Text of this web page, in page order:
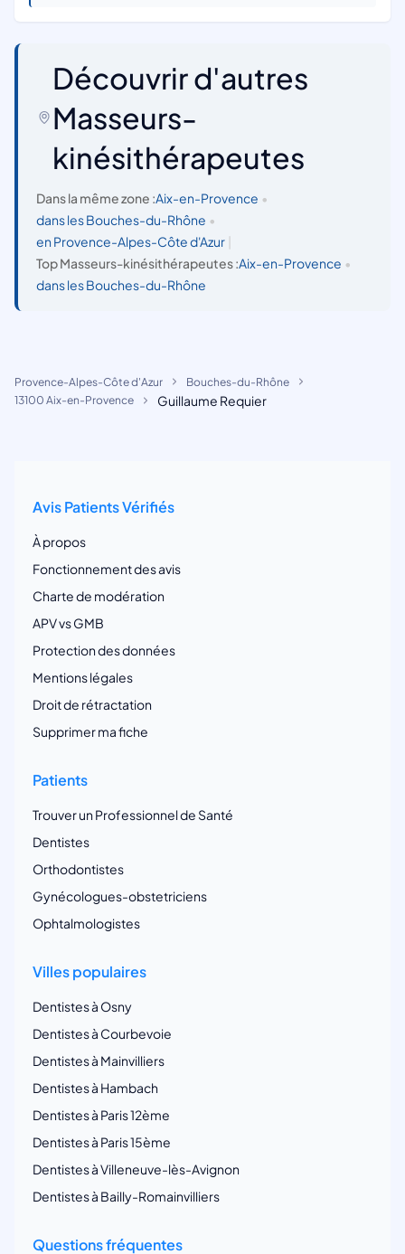
Découvrir d'autres
Masseurs-
kinésithérapeutes
Dans la même zone :Aix-en-Provence •
dans les Bouches-du-Rhône •
en Provence-Alpes-Côte d'Azur
Top Masseurs-kinésithérapeutes :Aix-en-Provence •
dans les Bouches-du-Rhône
Provence-Alpes-Côte d'Azur
Bouches-du-Rhône
13100 Aix-en-Provence
Guillaume Requier
Avis Patients Vérifiés
À propos
Fonctionnement des avis
Charte de modération
APV vs GMB
Protection des données
Mentions légales
Droit de rétractation
Supprimer ma fiche
Patients
Trouver un Professionnel de Santé
Dentistes
Orthodontistes
Gynécologues-obstetriciens
Ophtalmologistes
Villes populaires
Dentistes à Osny
Dentistes à Courbevoie
Dentistes à Mainvilliers
Dentistes à Hambach
Dentistes à Paris 12ème
Dentistes à Paris 15ème
Dentistes à Villeneuve-lès-Avignon
Dentistes à Bailly-Romainvilliers
Questions fréquentes